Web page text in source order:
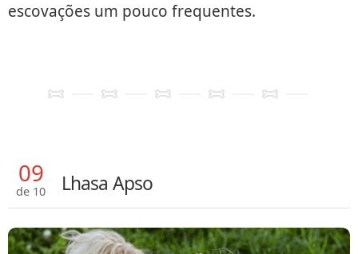
escovações um pouco frequentes.
09
de 10 Lhasa Apso